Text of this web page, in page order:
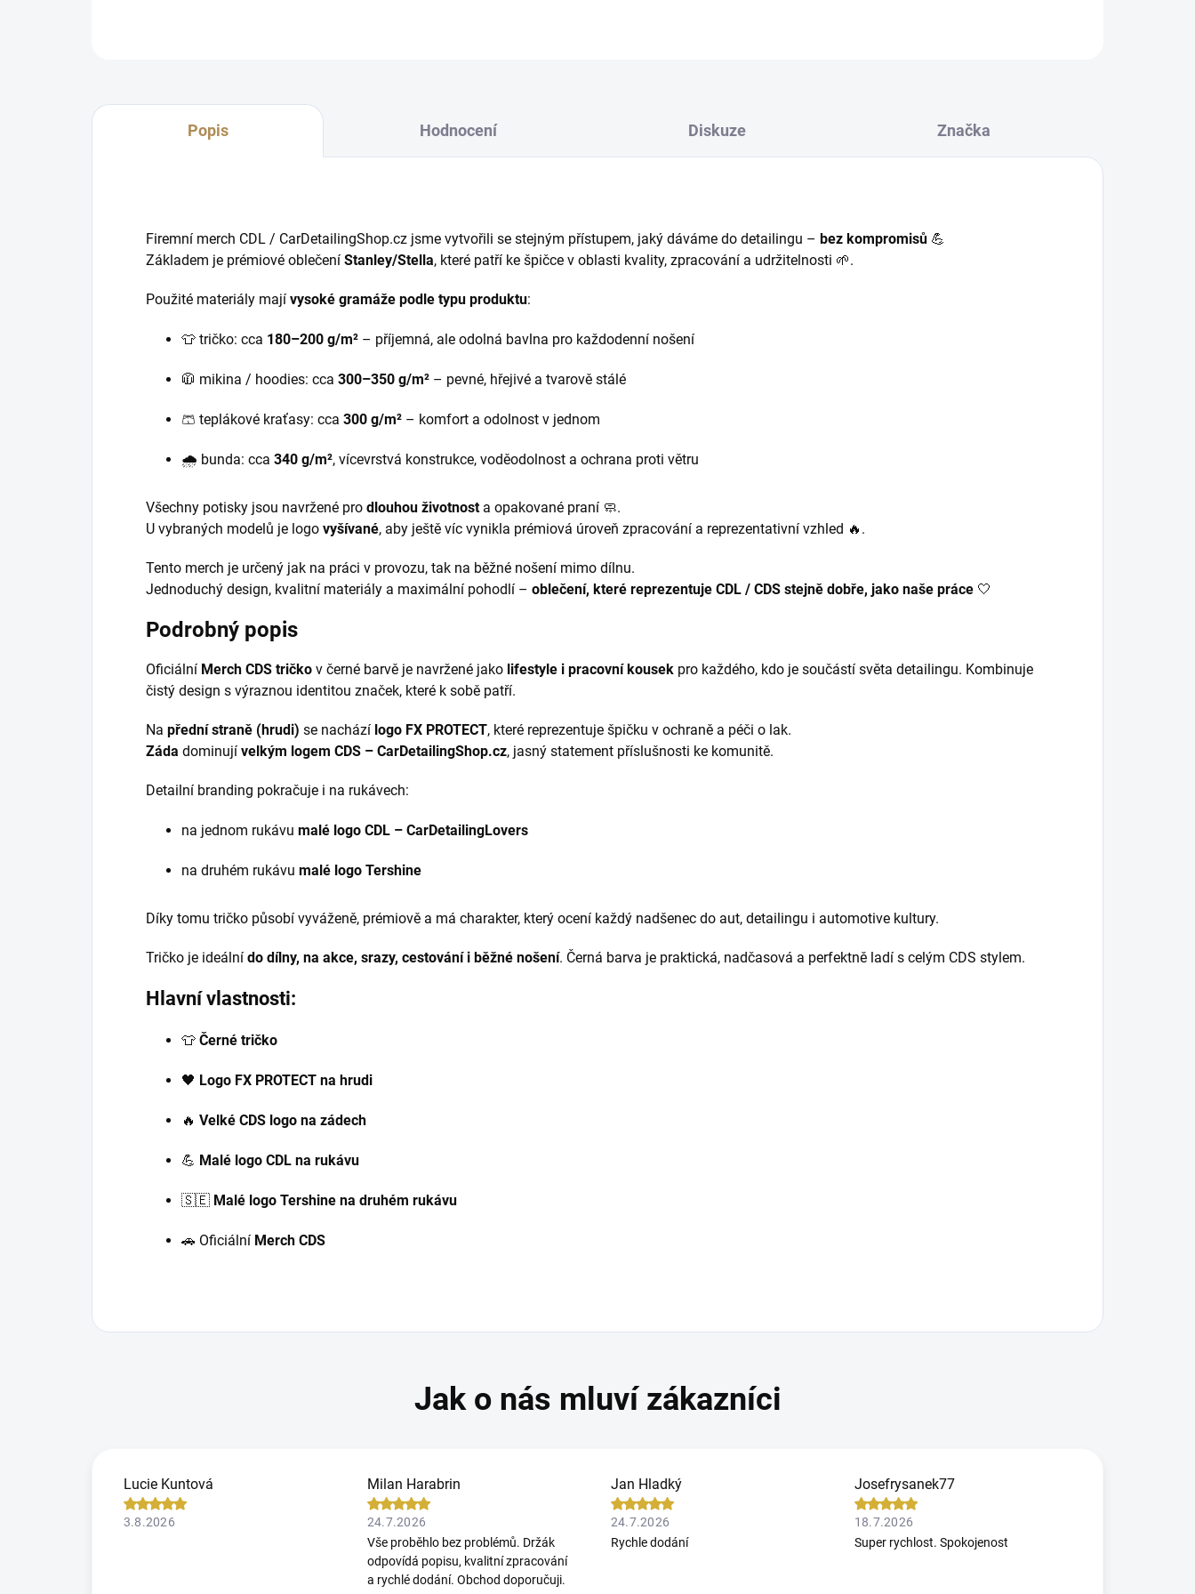
Popis Hodnocení Diskuze Značka
Firemní merch CDL / CarDetailingShop.cz jsme vytvořili se stejným přístupem, jaký dáváme do detailingu – bez kompromisů 💪
Základem je prémiové oblečení Stanley/Stella, které patří ke špičce v oblasti kvality, zpracování a udržitelnosti 🌱.
Použité materiály mají vysoké gramáže podle typu produktu:
👕 tričko: cca 180–200 g/m² – příjemná, ale odolná bavlna pro každodenní nošení
🧥 mikina / hoodies: cca 300–350 g/m² – pevné, hřejivé a tvarově stálé
🩳 teplákové kraťasy: cca 300 g/m² – komfort a odolnost v jednom
🌧️ bunda: cca 340 g/m², vícevrstvá konstrukce, voděodolnost a ochrana proti větru
Všechny potisky jsou navržené pro dlouhou životnosta opakované praní 🧼.
U vybraných modelů je logo vyšívané, aby ještě víc vynikla prémiová úroveň zpracování a reprezentativní vzhled 🔥.
Tento merch je určený jak na práci v provozu, tak na běžné nošení mimo dílnu.
Jednoduchý design, kvalitní materiály a maximální pohodlí – oblečení, které reprezentuje CDL / CDS stejně dobře, jako naše práce 🤍
Podrobný popis
Oficiální Merch CDS tričko v černé barvě je navržené jako lifestyle i pracovní kousek pro každého, kdo je součástí světa detailingu. Kombinuje
čistý design s výraznou identitou značek, které k sobě patří.
Na přední straně (hrudi) se nachází logo FX PROTECT, které reprezentuje špičku v ochraně a péči o lak.
Záda dominují velkým logem CDS – CarDetailingShop.cz, jasný statement příslušnosti ke komunitě.
Detailní branding pokračuje i na rukávech:
na jednom rukávu malé logo CDL – CarDetailingLovers
na druhém rukávu malé logo Tershine
Díky tomu tričko působí vyváženě, prémiově a má charakter, který ocení každý nadšenec do aut, detailingu i automotive kultury.
Tričko je ideální do dílny, na akce, srazy, cestování i běžné nošení. Černá barva je praktická, nadčasová a perfektně ladí s celým CDS stylem.
Hlavní vlastnosti:
👕 Černé tričko
🖤 Logo FX PROTECT na hrudi
🔥 Velké CDS logo na zádech
💪 Malé logo CDL na rukávu
🇸🇪 Malé logo Tershine na druhém rukávu
🚗 Oficiální Merch CDS
Lucie Kuntová
3.8.2026
Milan Harabrin
24.7.2026
Vše proběhlo bez problémů. Držák
odpovídá popisu, kvalitní zpracování
a rychlé dodání. Obchod doporučuji.
Jan Hladký
24.7.2026
Rychle dodání
Josefrysanek77
18.7.2026
Super rychlost. Spokojenost